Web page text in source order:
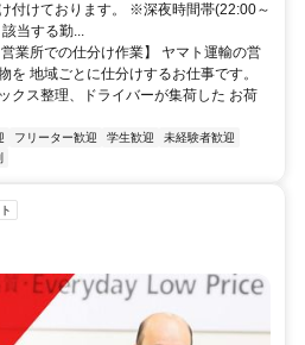
付けております。 ※深夜時間帯(22:00～
当する勤...
業所での仕分け作業】 ヤマト運輸の営
を 地域ごとに仕分けするお仕事です。
クス整理、ドライバーが集荷した お荷
フリーター歓迎 学生歓迎
未経験者歓迎